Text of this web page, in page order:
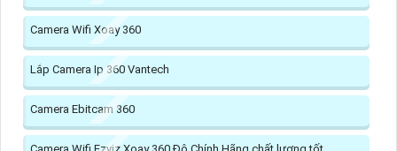
Camera Wifi Xoay 360
Lắp Camera Ip 360 Vantech
Camera Ebitcam 360